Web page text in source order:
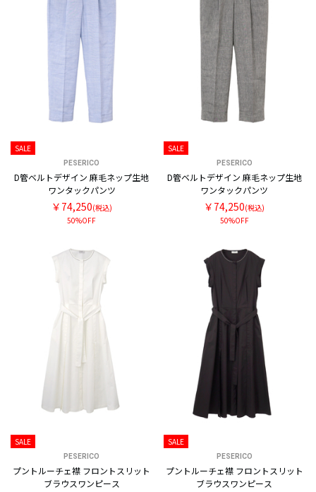
SALE
PESERICO
D管ベルトデザイン 麻毛ネップ生地
ワンタックパンツ
￥74,250(税込)
50%OFF
SALE
PESERICO
D管ベルトデザイン 麻毛ネップ生地
ワンタックパンツ
￥74,250(税込)
50%OFF
SALE
PESERICO
プントルーチェ襟 フロントスリット
ブラウスワンピース
SALE
PESERICO
プントルーチェ襟 フロントスリット
ブラウスワンピース